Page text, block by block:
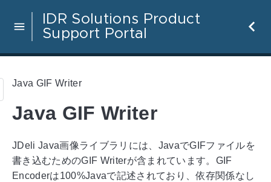
IDR Solutions Product
Support Portal
Java GIF Writer
Java GIF Writer
JDeli Java画像ライブラリには、JavaでGIFファイルを
書き込むためのGIF Writerが含まれています。GIF
Encoderは100%Javaで記述されており、依存関係なし